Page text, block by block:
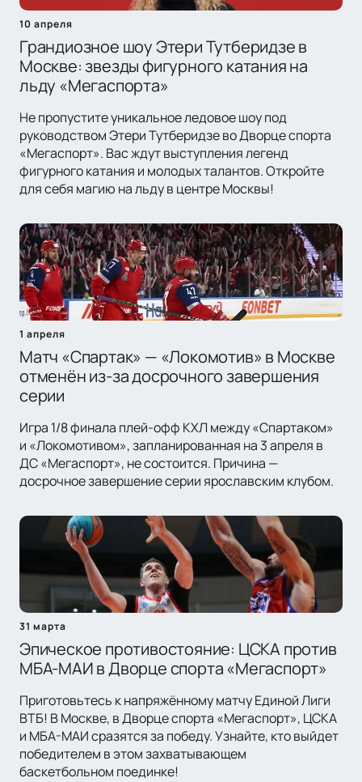
10 апреля
Грандиозное шоу Этери Тутберидзе в
Москве: звезды фигурного катания на
льду «Мегаспорта»
Не пропустите уникальное ледовое шоу под
руководством Этери Тутберидзе во Дворце спорта
«Мегаспорт». Вас ждут выступления легенд
фигурного катания и молодых талантов. Откройте
для себя магию на льду в центре Москвы!
1 апреля
Матч «Спартак» — «Локомотив» в Москве
отменён из-за досрочного завершения
серии
Игра 1/8 финала плей-офф КХЛ между «Спартаком»
и «Локомотивом», запланированная на 3 апреля в
ДС «Мегаспорт», не состоится. Причина —
досрочное завершение серии ярославским клубом.
31 марта
Эпическое противостояние: ЦСКА против
МБА-МАИ в Дворце спорта «Мегаспорт»
Приготовьтесь к напряжённому матчу Единой Лиги
ВТБ! В Москве, в Дворце спорта «Мегаспорт», ЦСКА
и МБА-МАИ сразятся за победу. Узнайте, кто выйдет
победителем в этом захватывающем
баскетбольном поединке!